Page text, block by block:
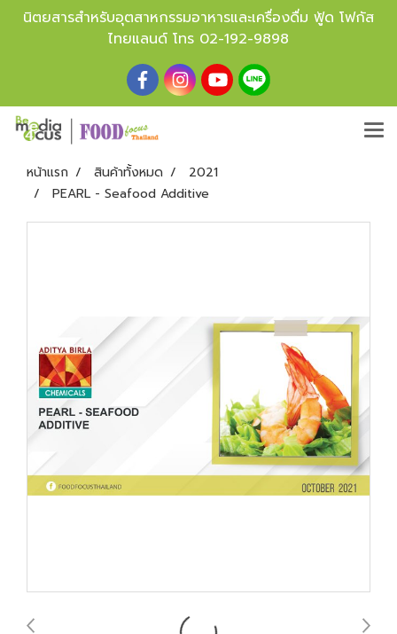
นิตยสารสำหรับอุตสาหกรรมอาหารและเครื่องดื่ม ฟู้ด โฟกัส
ไทยแลนด์ โทร 02-192-9898
หน้าแรก สินค้าทั้งหมด
2021
PEARL - Seafood Additive